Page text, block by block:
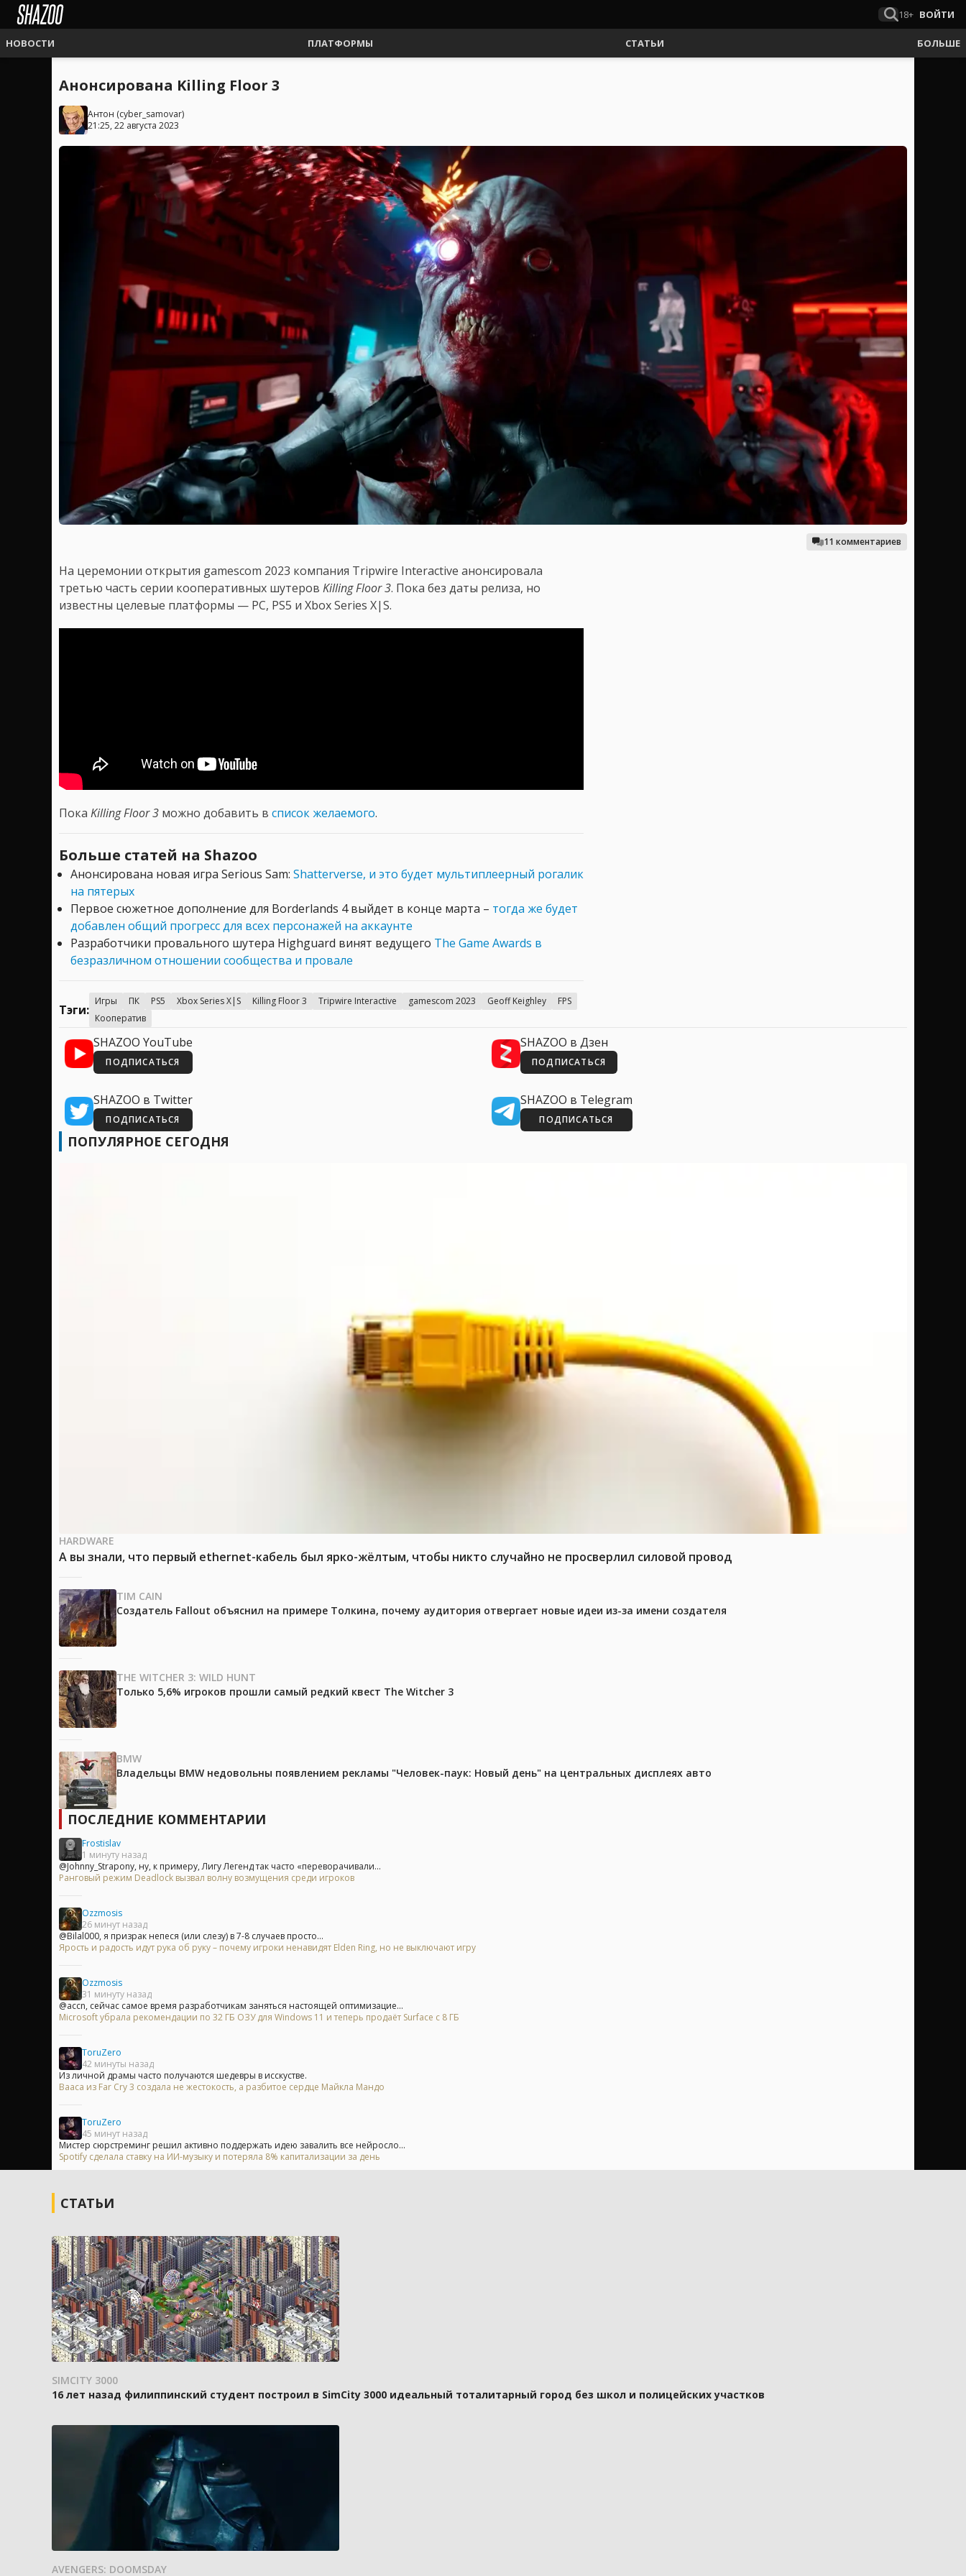
18+ ВОЙТИ
НОВОСТИ ПЛАТФОРМЫ СТАТЬИ БОЛЬШЕ
Анонсирована Killing Floor 3
Антон (cyber_samovar)
21:25, 22 августа 2023
11 комментариев
На церемонии открытия gamescom 2023 компания Tripwire Interactive анонсировала
третью часть серии кооперативных шутеров Killing Floor 3. Пока без даты релиза, но
известны целевые платформы — PC, PS5 и Xbox Series X|S.
Пока Killing Floor 3 можно добавить в список желаемого.
Больше статей на Shazoo
Анонсирована новая игра Serious Sam: Shatterverse, и это будет мультиплеерный рогалик
на пятерых
Первое сюжетное дополнение для Borderlands 4 выйдет в конце марта – тогда же будет
добавлен общий прогресс для всех персонажей на аккаунте
Разработчики провального шутера Highguard винят ведущего The Game Awards в
безразличном отношении сообщества и провале
Тэги:
Игры ПК PS5 Xbox Series X|S Killing Floor 3 Tripwire Interactive gamescom 2023 Geoff Keighley
FPS
Кооператив
SHAZOO YouTube
ПОДПИСАТЬСЯ
SHAZOO в Дзен
ПОДПИСАТЬСЯ
SHAZOO в Twitter
ПОДПИСАТЬСЯ
SHAZOO в Telegram
ПОДПИСАТЬСЯ
ПОПУЛЯРНОЕ СЕГОДНЯ
HARDWARE
А вы знали, что первый ethernet-кабель был ярко-жёлтым, чтобы никто случайно не просверлил силовой провод
TIM CAIN
Создатель Fallout объяснил на примере Толкина, почему аудитория отвергает новые идеи из-за имени создателя
THE WITCHER 3: WILD HUNT
Только 5,6% игроков прошли самый редкий квест The Witcher 3
BMW
Владельцы BMW недовольны появлением рекламы "Человек-паук: Новый день" на центральных дисплеях авто
ПОСЛЕДНИЕ КОММЕНТАРИИ
Frostislav
1 минуту назад
@Johnny_Strapony, ну, к примеру, Лигу Легенд так часто «переворачивали...
Ранговый режим Deadlock вызвал волну возмущения среди игроков
Ozzmosis
26 минут назад
@Bilal000, я призрак непеся (или слезу) в 7-8 случаев просто...
Ярость и радость идут рука об руку – почему игроки ненавидят Elden Ring, но не выключают игру
Ozzmosis
31 минуту назад
@accn, сейчас самое время разработчикам заняться настоящей оптимизацие...
Microsoft убрала рекомендации по 32 ГБ ОЗУ для Windows 11 и теперь продаёт Surface с 8 ГБ
ToruZero
42 минуты назад
Из личной драмы часто получаются шедевры в исскустве.
Вааса из Far Cry 3 создала не жестокость, а разбитое сердце Майкла Мандо
ToruZero
45 минут назад
Мистер сюрстреминг решил активно поддержать идею завалить все нейросло...
Spotify сделала ставку на ИИ-музыку и потеряла 8% капитализации за день
СТАТЬИ
SIMCITY 3000
16 лет назад филиппинский студент построил в SimCity 3000 идеальный тоталитарный город без школ и полицейских участков
AVENGERS: DOOMSDAY